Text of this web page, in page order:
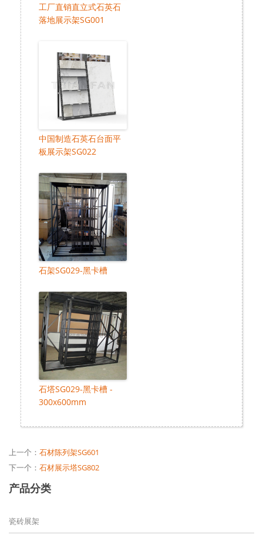
工厂直销直立式石英石
落地展示架SG001
中国制造石英石台面平
板展示架SG022
石架SG029-黑卡槽
石塔SG029-黑卡槽 -
300x600mm
上一个： 石材陈列架SG601
下一个： 石材展示塔SG802
产品分类
瓷砖展架